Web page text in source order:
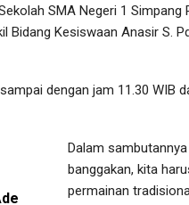
SMA Negeri 1 Simpang
Bidang Kesiswaan Anasir S.
dengan jam 11.30 WIB
Dalam
banggakan, kita
permainan